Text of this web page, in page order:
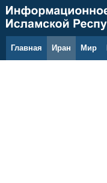
Главная Иран Мир